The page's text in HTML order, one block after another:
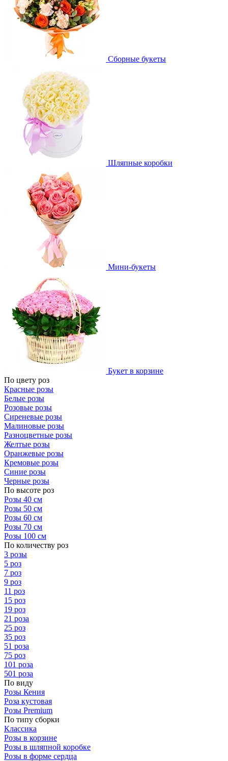
Сборные букеты
Шляпные коробки
Мини-букеты
Букет в корзине
По цвету роз
Красные розы
Белые розы
Розовые розы
Сиреневые розы
Малиновые розы
Разноцветные розы
Желтые розы
Оранжевые розы
Кремовые розы
Синие розы
Черные розы
По высоте роз
Розы 40 см
Розы 50 см
Розы 60 см
Розы 70 см
Розы 100 см
По количеству роз
3 розы
5 роз
7 роз
9 роз
11 роз
15 роз
19 роз
21 роза
25 роз
35 роз
51 роза
75 роз
101 роза
501 роза
По виду
Розы Кения
Роза кустовая
Розы Premium
По типу сборки
Классика
Розы в корзине
Розы в шляпной коробке
Розы в форме сердца